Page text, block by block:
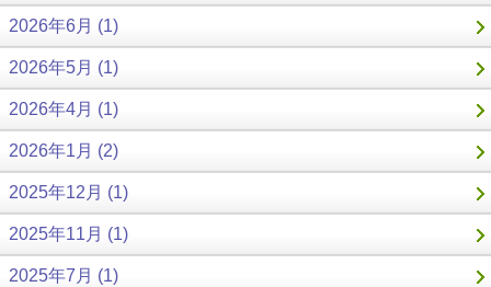
2026年6月 (1)
2026年5月 (1)
2026年4月 (1)
2026年1月 (2)
2025年12月 (1)
2025年11月 (1)
2025年7月 (1)